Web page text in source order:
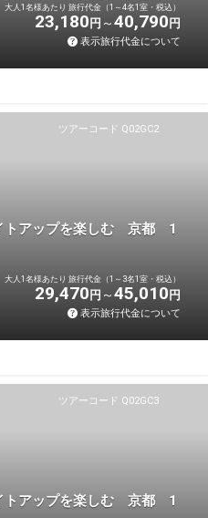
大人1名様あたり 旅行代金（1～4名1室・税込）
23,180 円 40,790 円
表示旅行代金について
ツアーコード Q02GC2
トアップを楽しむ 京都 1
大人1名様あたり 旅行代金（1～3名1室・税込）
29,470 円 45,010 円
表示旅行代金について
ツアーコード Q02GC3
トアップを楽しむ 京都 1